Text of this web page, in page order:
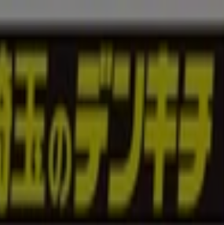
ストランカラオケ & エンターテイメント